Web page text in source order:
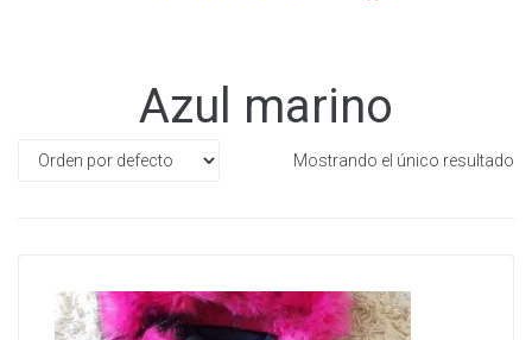
Azul marino
Mostrando el único resultado